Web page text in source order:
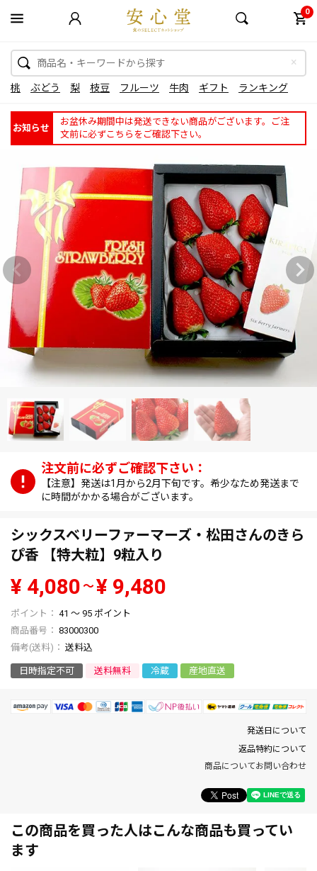
0
桃 ぶどう 梨 枝豆 フルーツ 牛肉 ギフト ランキング
お知らせ
お盆休み期間中は発送できない商品がございます。ご注
文前に必ずこちらをご確認下さい。
【注意】発送は1月から2月下旬です。希少なため発送まで
に時間がかかる場合がございます。
シックスベリーファーマーズ・松田さんのきら
ぴ香 【特大粒】9粒入り
¥ 4,080 〜¥ 9,480
41 〜 95 ポイント
商品番号
83000300
送料込
日時指定不可 送料無料 冷蔵 産地直送
発送日について
返品特約について
商品についてお問い合わせ
この商品を買った人はこんな商品も買ってい
ます